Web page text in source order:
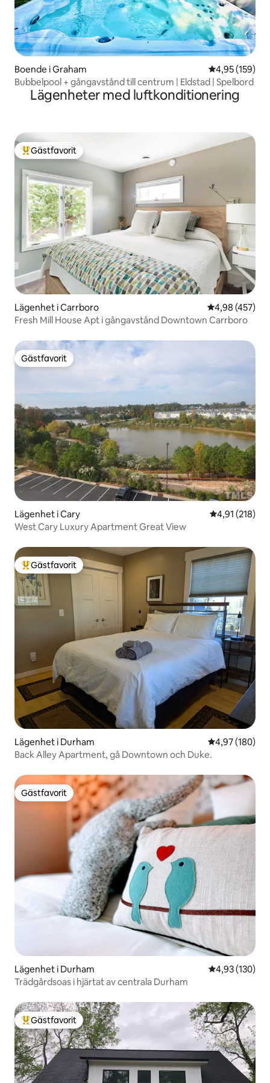
Boende i Graham 4,95 av 5 i
4,95 (159)
Bubbelpool + gångavstånd till centrum | Eldstad | Spelbord
Lägenheter med luftkonditionering
Populär gästfavorit
Gästfavorit
Lägenhet i Carrboro 4,98 av 5 i
4,98 (457)
Fresh Mill House Apt i gångavstånd Downtown Carrboro
Gästfavorit
Gästfavorit
Lägenhet i Cary 4,91 av 5 i
4,91 (218)
West Cary Luxury Apartment Great View
Populär gästfavorit
Gästfavorit
Lägenhet i Durham 4,97 av 5 i
4,97 (180)
Back Alley Apartment, gå Downtown och Duke.
Gästfavorit
Gästfavorit
Lägenhet i Durham 4,93 av 5 i
4,93 (130)
Trädgårdsoas i hjärtat av centrala Durham
Populär gästfavorit
Gästfavorit